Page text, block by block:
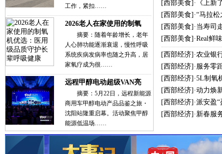
工作，紧扣……
2026老人在家使用的制氧
摘要：随着年龄增长，老年
人心肺功能逐渐衰退，慢性呼吸
系统疾病发病率也随之升高，居
家氧疗成为很……
远程甲醇电动超级VAN亮
摘要：5月22日，远程新能源
商用车甲醇电动产品品鉴之旅・
沈阳站隆重启幕。活动聚焦甲醇
能源低温场……
[西部美食]·
《上
[西部美食]·“马拉
[西部美食]· 当寿司
[西部美食]·Real鲜
[西部经济]·农业银
[西部经济]· 服务零
[西部经济]·5L制氧
[西部经济]·动力焕
[西部经济]·派安盈
[西部经济]· 新春服